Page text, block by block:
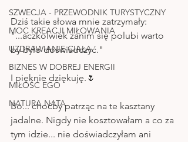
SZWECJA - PRZEWODNIK TURYSTYCZNY
MOC KREACJI MIŁOWANIA
UZDRAWIANIE CIAŁA
BIZNES W DOBREJ ENERGII
MIŁOŚĆ EGO
NATURA NATA
Dziś takie słowa mnie zatrzymały:
"...aczkolwiek zanim się polubi warto
by było doświadczyć."
I pięknie dziękuję.🌷
Bo... choćby patrząc na te kasztany
jadalne. Nigdy nie kosztowałam a co za
tym idzie... nie doświadczyłam ani